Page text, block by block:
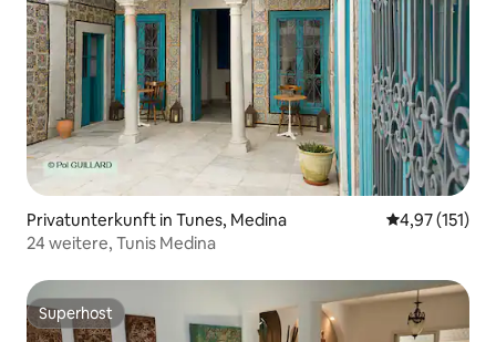
Privatunterkunft in Tunes, Medina
4,97 (151)
24 weitere, Tunis Medina
Superhost
Superhost